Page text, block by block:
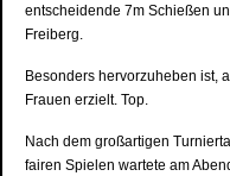
entscheidende 7m Schießen
Freiberg.
Besonders hervorzuheben ist,
Frauen erzielt. Top.
Nach dem großartigen
fairen Spielen wartete am